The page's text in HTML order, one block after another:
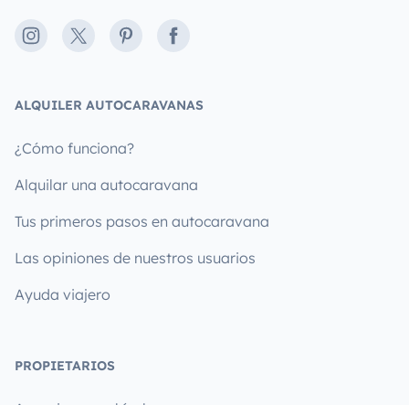
Instagram
X PinterestFacebook
ALQUILER AUTOCARAVANAS
¿Cómo funciona?
Alquilar una autocaravana
Tus primeros pasos en autocaravana
Las opiniones de nuestros usuarios
Ayuda viajero
PROPIETARIOS